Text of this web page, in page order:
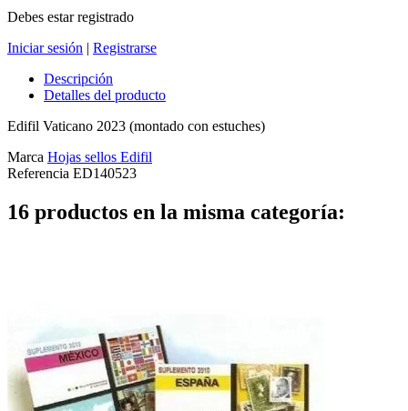
Debes estar registrado
Iniciar sesión | Registrarse
Descripción
Detalles del producto
Edifil Vaticano 2023 (montado con estuches)
Marca Hojas sellos Edifil
Referencia ED140523
16 productos en la misma categoría: